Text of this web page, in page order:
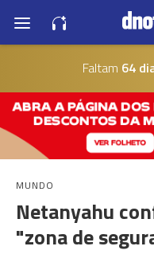
Faltam 64
MUNDO
Netanyahu
"zona de